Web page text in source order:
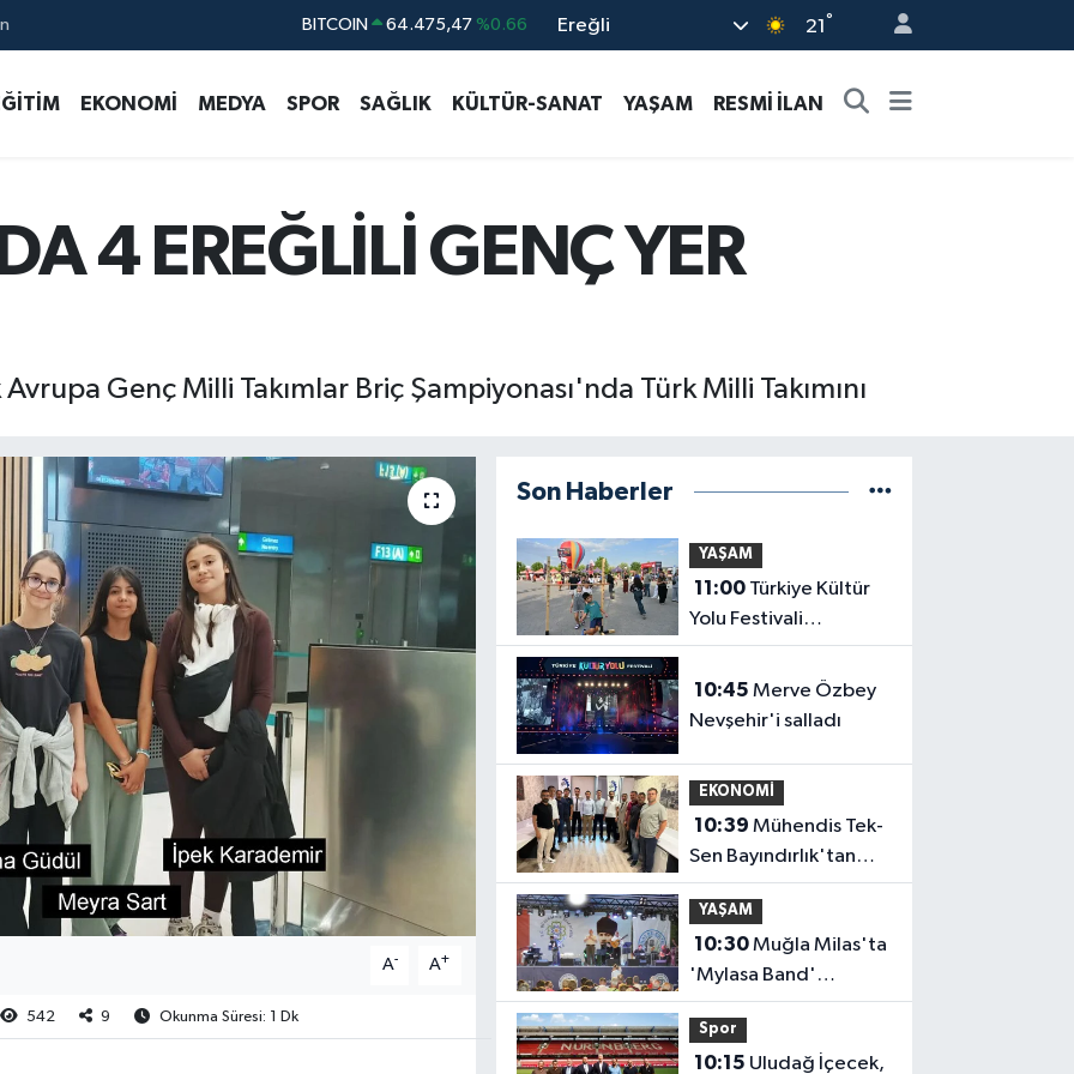
DOLAR 47,5971 %0.05
STERLİN 64,2534 %0.22
BITCOIN 64.475,47 %0.66
Ereğli 21 °
EKONOMİ MEDYA SPOR SAĞLIK KÜLTÜR-SANAT YAŞAM RESMİ İLAN
4 EREĞLİLİ GENÇ YER
Genç Milli Takımlar Briç Şampiyonası'nda Türk Milli Takımını
A- A+
542 9 Okunma Süresi: 1 Dk
Son Haberler
YAŞAM
11:00
Yolu Festivali
Nevşehir'de tam gaz
sürüyor
10:45 Merve Özbey
Nevşehir'i salladı
EKONOMİ
10:39 Mühendis Tek-
Sen Bayındırlık'tan
tarihi adım: İlk şube
Diyarbakır'da açıldı
YAŞAM
10:30Muğla Milas'ta
'Mylasa Band'
izdihamı
Spor
10:15